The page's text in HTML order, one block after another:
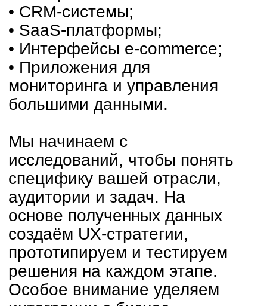
Мы начинаем с
исследований, чтобы понять
специфику вашей отрасли,
аудитории и задач. На
основе полученных данных
создаём UX-стратегии,
прототипируем и тестируем
решения на каждом этапе.
Особое внимание уделяем
процессами и созданию
продуктов, которые
адаптируются к изменениям.
Дизайн для нас — это не
только эстетика. Это
инструмент, который
помогает бизнесу
эффективно
взаимодействовать с
пользователями, усиливать
бренд и достигать
стратегических целей.